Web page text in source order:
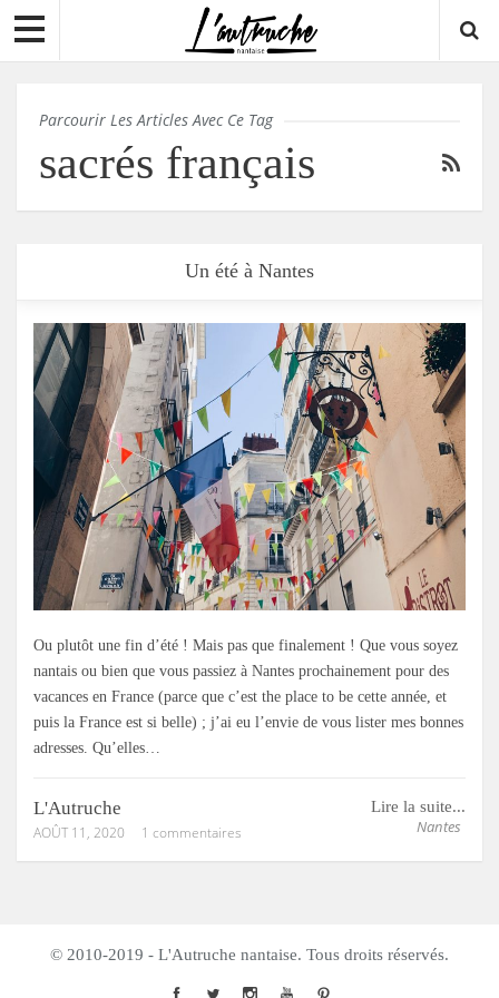
Parcourir Les Articles Avec Ce Tag
sacrés français
Un été à Nantes
Ou plutôt une fin d’été ! Mais pas que finalement ! Que vous soyez
nantais ou bien que vous passiez à Nantes prochainement pour des
vacances en France (parce que c’est the place to be cette année, et
puis la France est si belle) ; j’ai eu l’envie de vous lister mes bonnes
adresses. Qu’elles…
Lire la suite...
Nantes
L'Autruche
AOÛT 11, 2020 1 commentaires
© 2010-2019 - L'Autruche nantaise. Tous droits réservés.